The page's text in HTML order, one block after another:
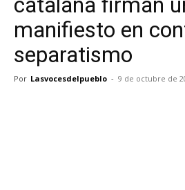
manifiesto en
separatismo
Por Lasvocesdelpueblo - 9 de octubre de